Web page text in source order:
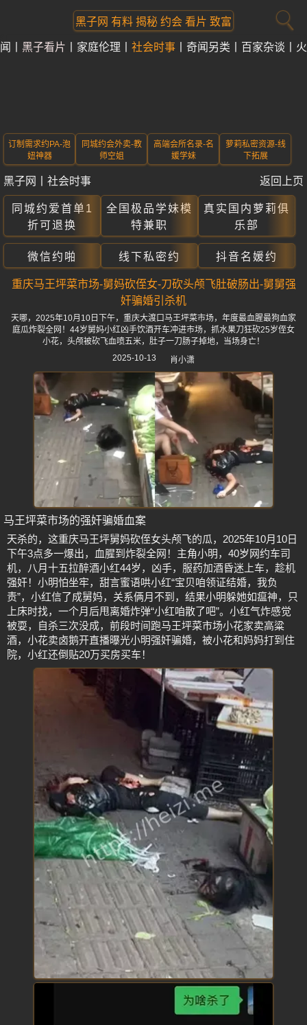
黑子网 有料 揭秘 约会 看片 致富
黑子看片 家庭伦理 社会时事 奇闻另类 百家杂谈
订制需求约PA-泡
妞神器
同城约会外卖-教
师空姐
高端会所名录-名
媛学妹
萝莉私密资源-线
下拓展
黑子网 社会时事 返回上页
同城约爱首单1
折可退换
全国极品学妹模
特兼职
真实国内萝莉俱
乐部
微信约啪 线下私密约 抖音名媛约
重庆马王坪菜市场-舅妈砍侄女-刀砍头颅飞肚破肠出-舅舅强
奸骗婚引杀机
天哪，2025年10月10日下午，重庆大渡口马王坪菜市场，年度最血腥最狗血家
庭瓜炸裂全网！44岁舅妈小红凶手饮酒开车冲进市场，抓水果刀狂砍25岁侄女
小花，头颅被砍飞血喷五米，肚子一刀肠子掉地，当场身亡！
2025-10-13
肖小潇
马王坪菜市场的强奸骗婚血案
天杀的，这重庆马王坪舅妈砍侄女头颅飞的瓜，2025年10月10日
下午3点多一爆出，血腥到炸裂全网！主角小明，40岁网约车司
机，八月十五拉醉酒小红44岁，凶手，服药加酒昏迷上车，趁机
强奸！小明怕坐牢，甜言蜜语哄小红“宝贝咱领证结婚，我负
责”，小红信了成舅妈，关系俩月不到，结果小明躲她如瘟神，只
上床时找，一个月后甩离婚炸弹“小红咱散了吧”。小红气炸感觉
被耍，自杀三次没成，前段时间跑马王坪菜市场小花家卖高粱
酒，小花卖卤鹅开直播曝光小明强奸骗婚，被小花和妈妈打到住
院，小红还倒贴20万买房买车！